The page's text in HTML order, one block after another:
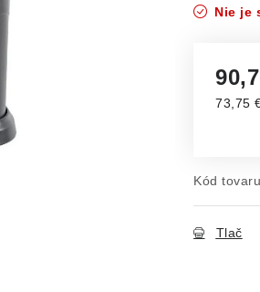
Nie je
73,75
Kód
Tlač